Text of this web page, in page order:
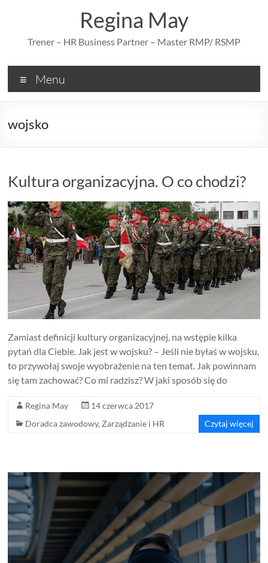
Regina May
Trener – HR Business Partner – Master RMP/ RSMP
Menu
wojsko
Kultura organizacyjna. O co chodzi?
Zamiast definicji kultury organizacyjnej, na wstępie kilka
pytań dla Ciebie. Jak jest w wojsku? – Jeśli nie byłaś w wojsku,
to przywołaj swoje wyobrażenie na ten temat. Jak powinnam
się tam zachować? Co mi radzisz? W jaki sposób się do
Regina May
14 czerwca 2017
Doradca zawodowy, Zarządzanie i HR Czytaj więcej